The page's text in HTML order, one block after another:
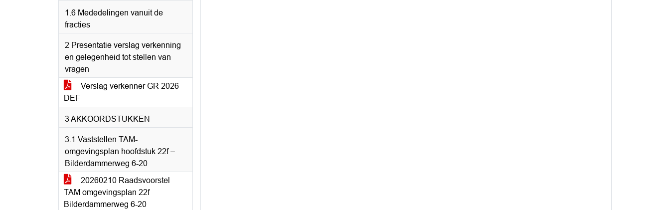
1.6 Mededelingen vanuit de
fracties
2 Presentatie verslag verkenning
en gelegenheid tot stellen van
vragen
Verslag verkenner GR 2026
DEF
3 AKKOORDSTUKKEN
3.1 Vaststellen TAM-
omgevingsplan hoofdstuk 22f –
Bilderdammerweg 6-20
20260210 Raadsvoorstel
TAM omgevingsplan 22f
Bilderdammerweg 6-20